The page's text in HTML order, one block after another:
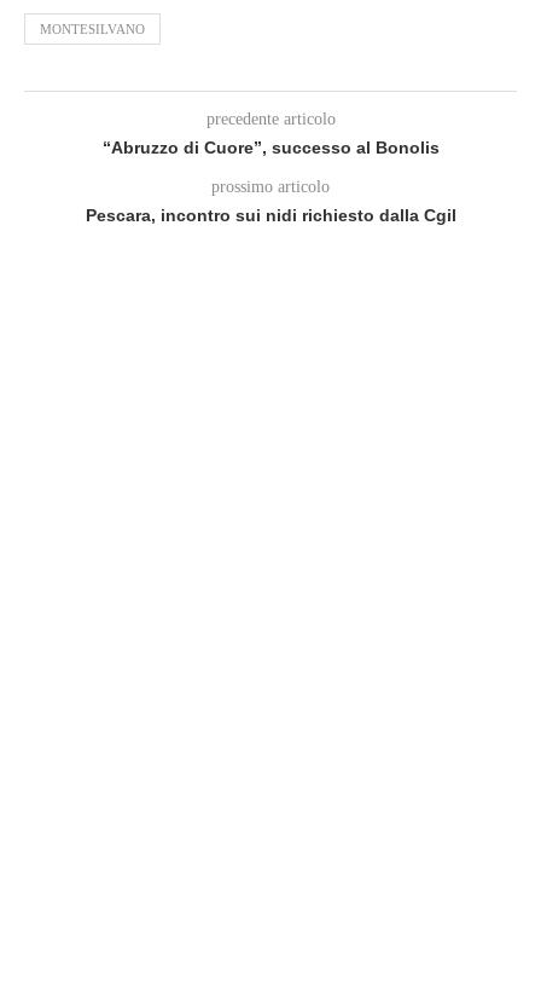
MONTESILVANO
precedente articolo
“Abruzzo di Cuore”, successo al Bonolis
prossimo articolo
Pescara, incontro sui nidi richiesto dalla Cgil